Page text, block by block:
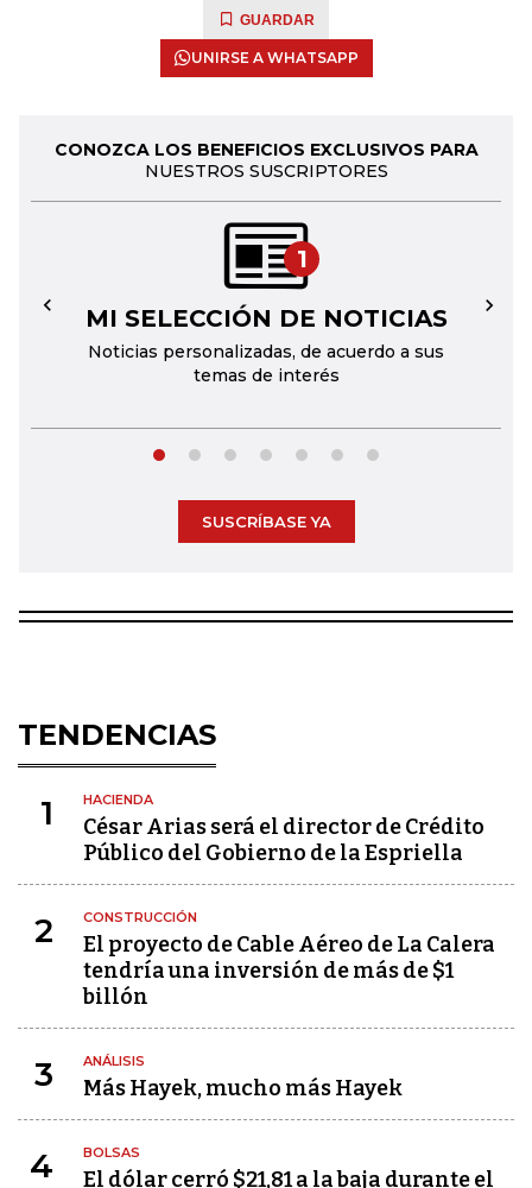
GUARDAR
UNIRSE A WHATSAPP
CONOZCA LOS BENEFICIOS EXCLUSIVOS PARA
NUESTROS SUSCRIPTORES
1
MI SELECCIÓN DE NOTICIAS
Noticias personalizadas, de acuerdo a sus
temas de interés
← →
SUSCRÍBASE YA
TENDENCIAS
1 HACIENDA
César Arias será el director de Crédito
Público del Gobierno de la Espriella
2 CONSTRUCCIÓN
El proyecto de Cable Aéreo de La Calera
tendría una inversión de más de $1
billón
3 ANÁLISIS
Más Hayek, mucho más Hayek
4 BOLSAS
El dólar cerró $21,81 a la baja durante el